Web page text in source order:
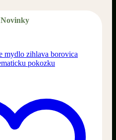
Novinky